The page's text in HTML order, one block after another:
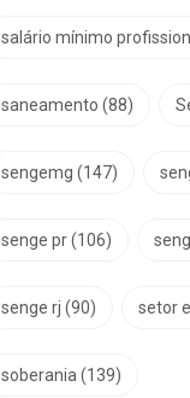
salário mínimo
saneamento (88)
sengemg (147)
senge pr(106)
senge rj (90) setor
soberania (139)